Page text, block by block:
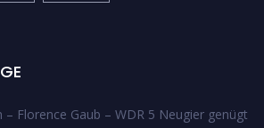
Florence Gaub – WDR 5 Neugier genügt